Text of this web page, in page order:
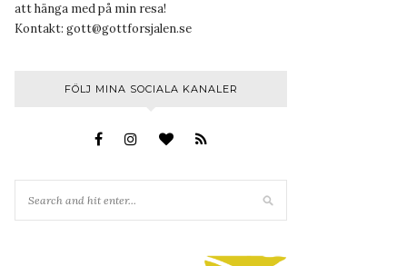
att hänga med på min resa!
Kontakt: gott@gottforsjalen.se
FÖLJ MINA SOCIALA KANALER